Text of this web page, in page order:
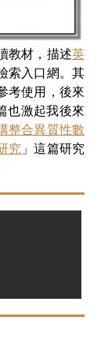
教材，描述英
索入口網。其
考使用，後來
也激起我後來
整合異質性數
究 」這篇研究